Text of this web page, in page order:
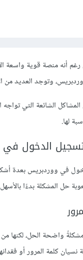
أنه منصة قوية واسعة
وتوجد العديد من
الشائعة التي
لها.
في ووردبريس بعدة
حل المشكلة بدءًا
واضحة الحل، لكنها
نسيان كلمة المرور أو